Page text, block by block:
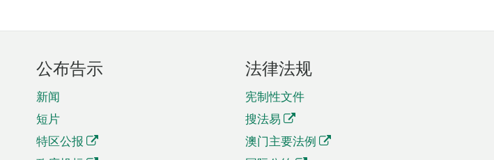
公布告示
新闻
短片
特区公报
法律法规
宪制性文件
搜法易
澳门主要法例